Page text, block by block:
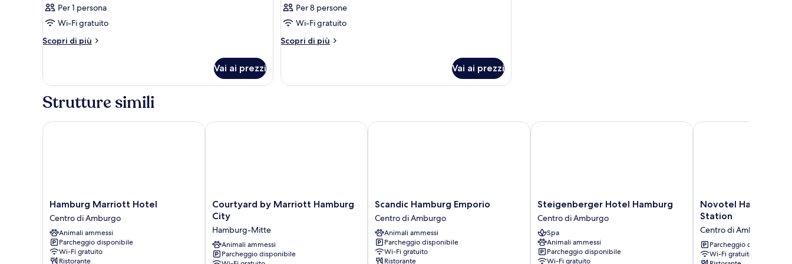
Per 1 persona
Wi-Fi gratuito
Scopri di più
Altri
Vai ai prezzi
Per 8 persone
Wi-Fi gratuito
Scopri di più
Altri
Vai ai prezzi
Strutture simili
Hamburg
Marriott
Hotel
Centro
di
Amburgo
Hamburg Marriott Hotel
Centro di Amburgo
Animali ammessi
Parcheggio disponibile
Wi-Fi gratuito
Ristorante
Hamburg Marriott Hotel
Courtyard
by
Marriott
Hamburg
City
Hamburg-
Courtyard by Marriott Hamburg
City
Hamburg-Mitte
Animali ammessi
Parcheggio disponibile
Courtyard by Marriott Hamburg City
Scandic
Hamburg
Emporio
Centro
di
Amburgo
Scandic Hamburg Emporio
Centro di Amburgo
Animali ammessi
Parcheggio disponibile
Wi-Fi gratuito
Ristorante
Scandic Hamburg Emporio
Steigenberger
Hotel
Hamburg
Centro
di
Amburgo
Steigenberger Hotel Hamburg
Centro di Amburgo
Spa
Animali ammessi
Parcheggio disponibile
Wi-Fi gratuito
Steigenberger Hotel Hamburg
Novotel
Hamburg
Station
Centro
di
Novotel Hamburg
Station
Centro di Amburgo
Parcheggio disponibile
Wi-Fi gratuito
Novotel Hamburg